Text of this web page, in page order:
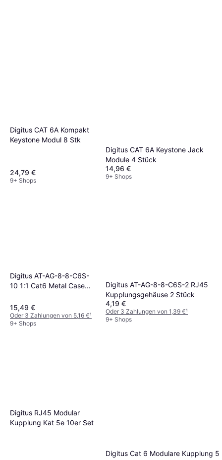
Digitus CAT 6A Kompakt
Keystone Modul 8 Stk
24,79 €
9+ Shops
Digitus CAT 6A Keystone Jack
Module 4 Stück
14,96 €
9+ Shops
Digitus AT-AG-8-8-C6S-
10 1:1 Cat6 Metal Case
15,49 €
Oder 3 Zahlungen von 5,16 €¹
9+ Shops
Digitus AT-AG-8-8-C6S-2 RJ45
Kupplungsgehäuse 2 Stück
4,19 €
Oder 3 Zahlungen von 1,39 €¹
9+ Shops
Digitus RJ45 Modular
Kupplung Kat 5e 10er Set
Digitus Cat 6 Modulare Kupplung 5